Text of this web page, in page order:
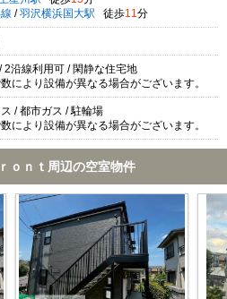
/ 羽沢横浜国大駅 徒歩11 分
2沿線利用可 / 閑静な住宅地
により設備が異なる場合がございます。
/ 都市ガス / 駐輪場
により設備が異なる場合がございます。
ｎｔ周辺の空室物件